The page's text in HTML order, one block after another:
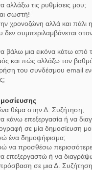
τις ρυθμίσεις μου;
σωστή!
χρονοζώνη αλλά και πάλι
συμπεριλαμβάνεται
μια εικόνα κάτω από
και πώς αλλάζω τον
του συνδέσμου email
θέμα στην Δ. Συζήτηση;
επεξεργασία ή να
σε μία δημοσίευση
ένα δημοψήφισμα;
να προσθέσω
επεξεργαστώ ή να
πρόσβαση σε μια Δ.